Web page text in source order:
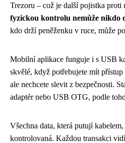
Trezoru – což je další pojistka proti
fyzickou kontrolu nemůže nikdo
kdo drží peněženku v ruce, může
Mobilní aplikace funguje i s USB
skvělé, když potřebujete mít
ale nechcete slevit z bezpečnosti.
adaptér nebo USB OTG, podle
Všechna data, která putují
kontrolovaná. Každou transakci